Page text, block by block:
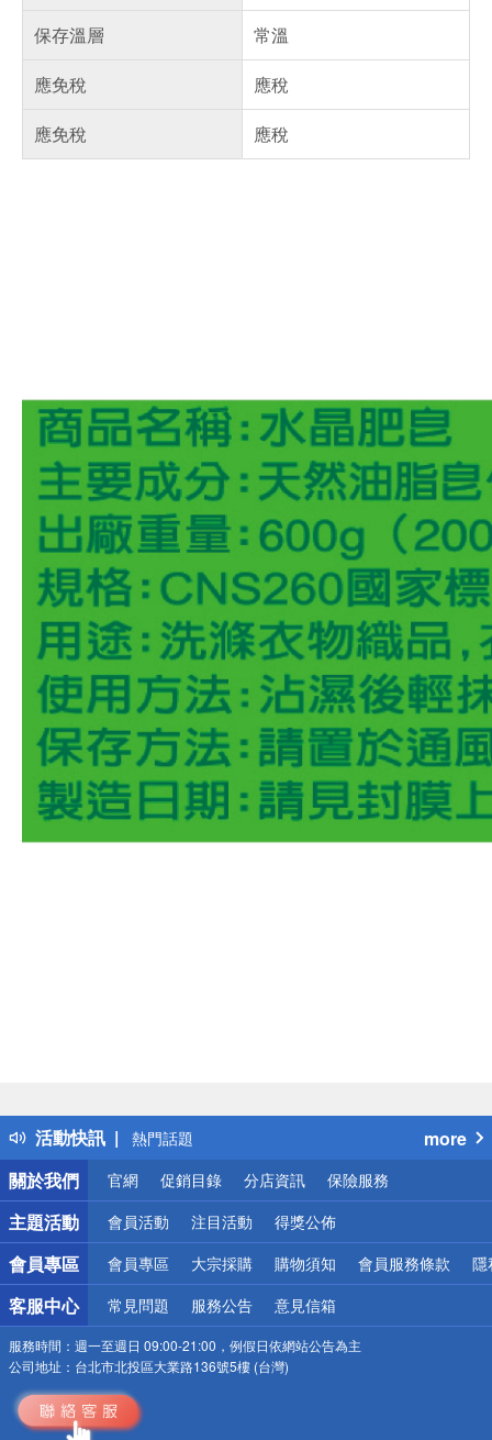
保存溫層
常溫
應免稅
應稅
應免稅
應稅
活動快訊
得獎公告
熱門話題
銀行優惠
偏遠地區配送
詐騙網頁！請小心！
more
關於我們
官網 促銷目錄 分店資訊 保險服務
主題活動 會員活動 注目活動 得獎公佈
會員專區 會員專區 大宗採購 購物須知 會員服務條款 隱
客服中心 常見問題 服務公告 意見信箱
服務時間： 週一至週日 09:00-21:00，例假日依網站公告為主
公司地址： 台北市北投區大業路136號5樓 (台灣)